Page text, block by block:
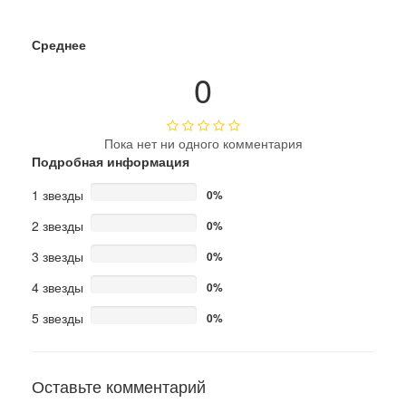
Среднее
0
Пока нет ни одного комментария
Подробная информация
1 звезды
0%
2 звезды 0%
3 звезды 0%
4 звезды 0%
5 звезды 0%
Оставьте комментарий